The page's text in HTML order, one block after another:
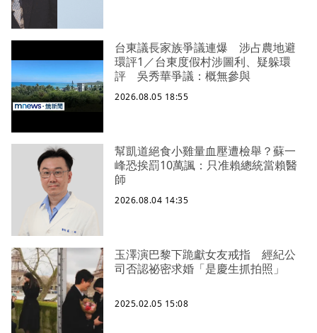
台東議長家族爭議連爆 涉占農地避
環評1／台東度假村涉圖利、疑躲環
評 吳秀華爭議：概無參與
2026.08.05 18:55
幫凱道絕食小雞量血壓遭檢舉？蘇一
峰恐挨罰10萬諷：只准賴總統當賴醫
師
2026.08.04 14:35
玉澤演巴黎下跪獻女友戒指 經紀公
司否認祕密求婚「是慶生抓拍照」
2025.02.05 15:08